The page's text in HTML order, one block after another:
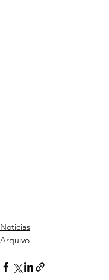
Noticias
Arquivo